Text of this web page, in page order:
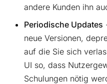
andere Kunden ihn
Periodische Updates
neue Versionen,
auf die Sie sich
UI so, dass
Schulungen nötig